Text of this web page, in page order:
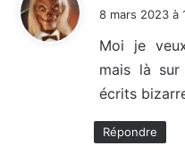
8 mars 2023 à
Moi je
mais là
écrits
Répondre